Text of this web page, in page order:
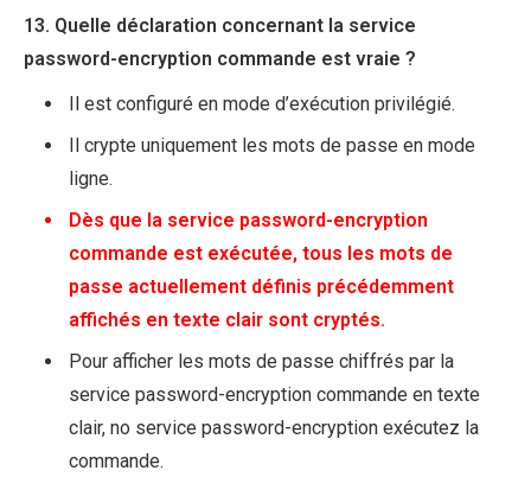
13. Quelle déclaration concernant la service
password-encryption commande est vraie ?
Il est configuré en mode d’exécution privilégié.
Il crypte uniquement les mots de passe en mode
ligne.
Dès que la service password-encryption
commande est exécutée, tous les mots de
passe actuellement définis précédemment
affichés en texte clair sont cryptés.
Pour afficher les mots de passe chiffrés par la
service password-encryption commande en texte
clair, no service password-encryption exécutez la
commande.